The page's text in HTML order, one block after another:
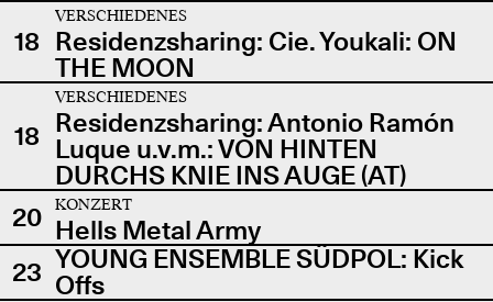
18
VERSCHIEDENES
Residenzsharing: Cie. Youkali: ON
THE MOON
18
VERSCHIEDENES
Residenzsharing: Antonio Ramón
Luque u.v.m.: VON HINTEN
DURCHS KNIE INS AUGE (AT)
20
KONZERT
Hells Metal Army
23 YOUNG ENSEMBLE SÜDPOL: Kick
Offs